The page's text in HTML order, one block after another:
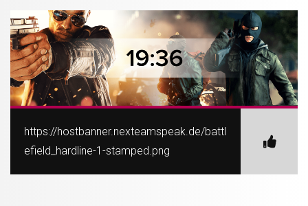
https://hostbanner.nexteamspeak.de/battl
efield_hardline-1-stamped.png